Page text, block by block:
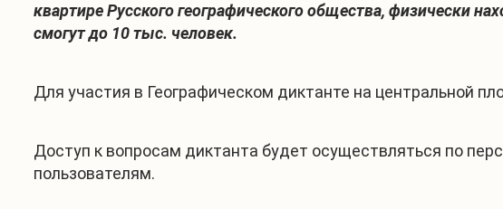
квартире Русского географического общества, физически
смогут до 10 тыс. человек.
Для участия в Географическом диктанте на центральной
Доступ к вопросам диктанта будет осуществляться по
пользователям.